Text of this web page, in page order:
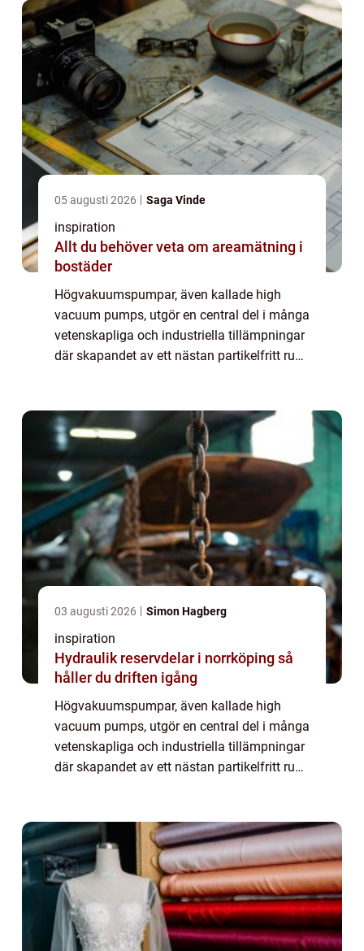
05 augusti 2026 Saga Vinde
inspiration
Allt du behöver veta om areamätning i
bostäder
Högvakuumspumpar, även kallade high
vacuum pumps, utgör en central del i många
vetenskapliga och industriella tillämpningar
där skapandet av ett nästan partikelfritt rum
03 augusti 2026 Simon Hagberg
inspiration
Hydraulik reservdelar i norrköping så
håller du driften igång
Högvakuumspumpar, även kallade high
vacuum pumps, utgör en central del i många
vetenskapliga och industriella tillämpningar
där skapandet av ett nästan partikelfritt rum